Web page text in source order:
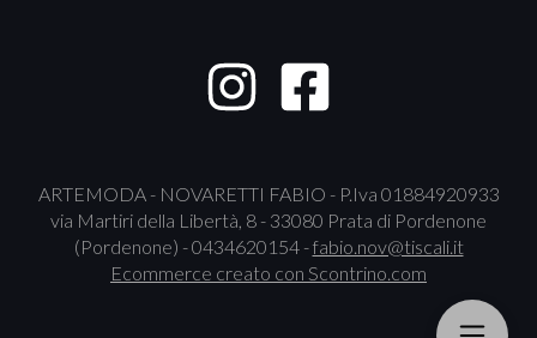
ARTEMODA - NOVARETTI FABIO - P.Iva 01884920933
via Martiri della Libertà, 8 - 33080 Prata di Pordenone
(Pordenone) - 0434620154 -fabio.nov@tiscali.it
Ecommerce creato con Scontrino.com